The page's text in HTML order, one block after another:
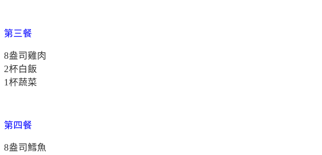
第三餐
8盎司雞肉
2杯白飯
1杯蔬菜
第四餐
8盎司鱈魚